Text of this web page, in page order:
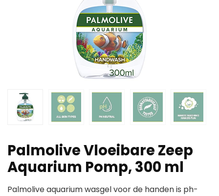
Palmolive Vloeibare Zeep
Aquarium Pomp, 300 ml
Palmolive aquarium wasgel voor de handen is ph-